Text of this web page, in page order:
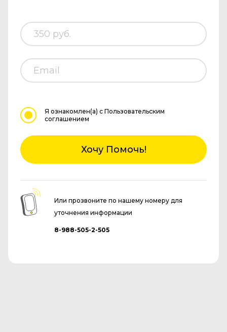
Я ознакомлен(а) с Пользовательским
соглашением
Хочу Помочь!
Или прозвоните по нашему номеру для
уточнения информации
8-988-505-2-505